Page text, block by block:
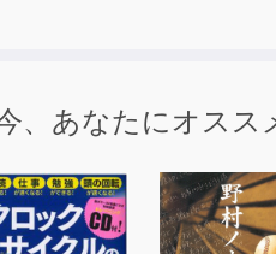
、あなたにオスス